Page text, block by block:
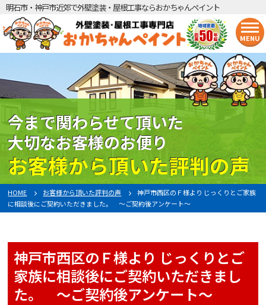
明石市・神戸市近郊で外壁塗装・屋根工事ならおかちゃんペイント
MENU
今まで関わらせて頂いた
大切なお客様のお便り
お客様から頂いた評判の声
HOME お客様から頂いた評判の声
神戸市西区のＦ様より じっくりとご家族
に相談後にご契約いただきました。 ～ご契約後アンケート～
神戸市西区のＦ様より じっくりとご
家族に相談後にご契約いただきまし
た。 ～ご契約後アンケート～